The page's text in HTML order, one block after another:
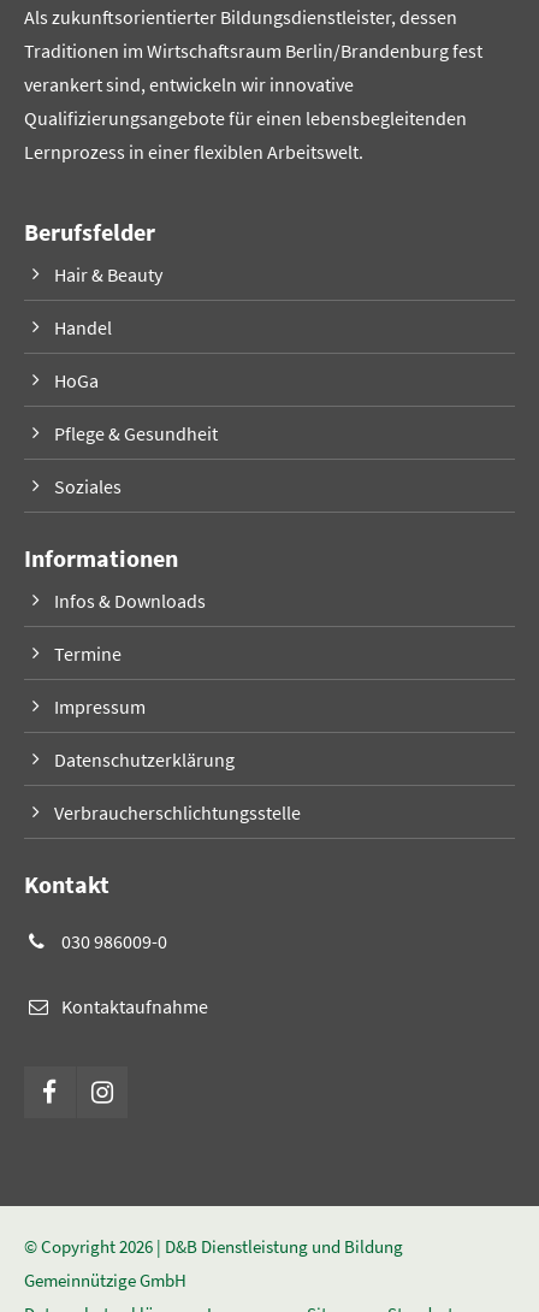
Als zukunftsorientierter Bildungsdienstleister, dessen
Traditionen im Wirtschaftsraum Berlin/Brandenburg fest
verankert sind, entwickeln wir innovative
Qualifizierungsangebote für einen lebensbegleitenden
Lernprozess in einer flexiblen Arbeitswelt.
Berufsfelder
Hair & Beauty
Handel
HoGa
Pflege & Gesundheit
Soziales
Informationen
Infos & Downloads
Termine
Impressum
Datenschutzerklärung
Verbraucherschlichtungsstelle
Kontakt
030 986009-0
Kontaktaufnahme
© Copyright 2026 | D&B Dienstleistung und Bildung
Gemeinnützige GmbH